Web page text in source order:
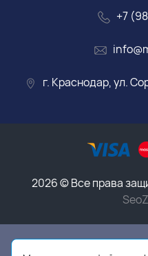
+7
г. Краснодар, ул.
2026 © Все права
Данный интернет-